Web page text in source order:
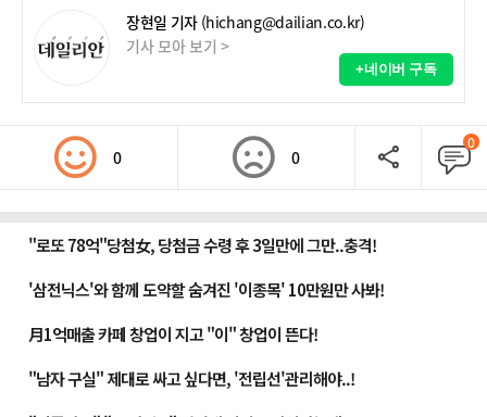
장현일 기자 (hichang@dailian.co.kr)
기사 모아 보기 >
+네이버 구독
0 0
0